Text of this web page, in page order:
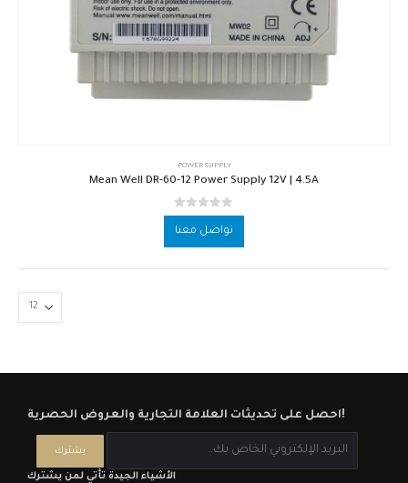
POWER SUPPLY
Mean Well DR-60-12 Power Supply 12V | 4.5A
0
out of 5
تواصل معنا
احصل على تحديثات العلامة التجارية والعروض الحصرية!
الأشياء الجيدة تأتي لمن يشترك